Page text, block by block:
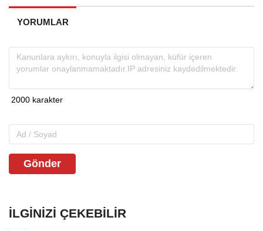
YORUMLAR
Gönder
İLGINIZI ÇEKEBILIR